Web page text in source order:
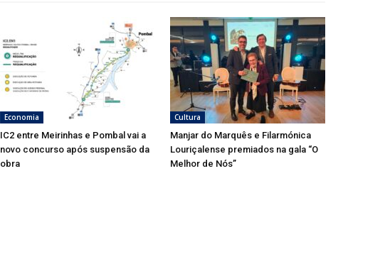
Economia
IC2 entre Meirinhas e Pombal vai a
novo concurso após suspensão da
obra
Cultura
Manjar do Marquês e Filarmónica
Louriçalense premiados na gala “O
Melhor de Nós”